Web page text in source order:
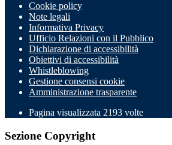
Cookie policy
Note legali
Informativa Privacy
Ufficio Relazioni con il Pubblico
Dichiarazione di accessibilità
Obiettivi di accessibilità
Whistleblowing
Gestione consensi cookie
Amministrazione trasparente
Pagina visualizzata 2193 volte
Sezione Copyright